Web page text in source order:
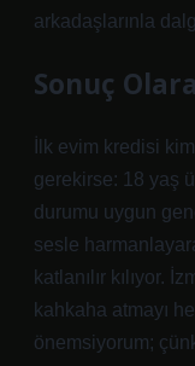
arkadaşlarınla
Sonuç
İlk evim kredisi
gerekirse: 18 yaş
durumu uygun
sesle
katlanılır kılıyor.
kahkaha atmayı
önemsiyorum;